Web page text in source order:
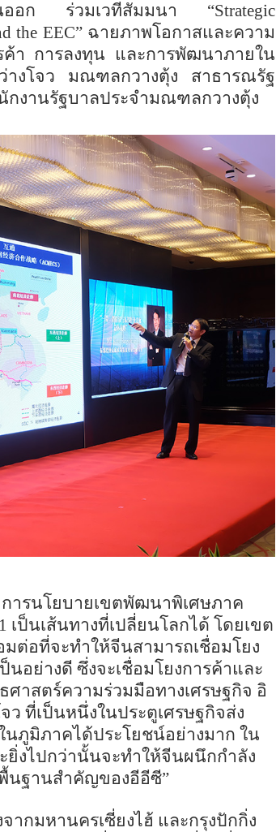
วันออก ร่วมเวทีสัมมนา “Strategic
the EEC” ฉายภาพโอกาสและความ
ค้า การลงทุน และการพัฒนาภายใน
งโจว มณฑลกวางตุ้ง สาธารณรัฐ
กงานรัฐบาลประจำมณฑลกวางตุ้ง
ารนโยบายเขตพัฒนาพิเศษภาค
เป็นเส้นทางที่เปลี่ยนโลกได้ โดยเขต
ต่อที่จะทำให้จีนสามารถเชื่อมโยง
นอย่างดี ซึ่งจะเชื่อมโยงการค้าและ
ศาสตร์ความร่วมมือทางเศรษฐกิจ อิ
ว ที่เป็นหนึ่งในประตูเศรษฐกิจส่ง
ภูมิภาคได้ประโยชน์อย่างมาก ใน
งไปกว่านั้นจะทำให้จีนผนึกกำลัง
นฐานสำคัญของอีอีซี”
ากมหานครเซี่ยงไฮ้ และกรุงปักกิ่ง